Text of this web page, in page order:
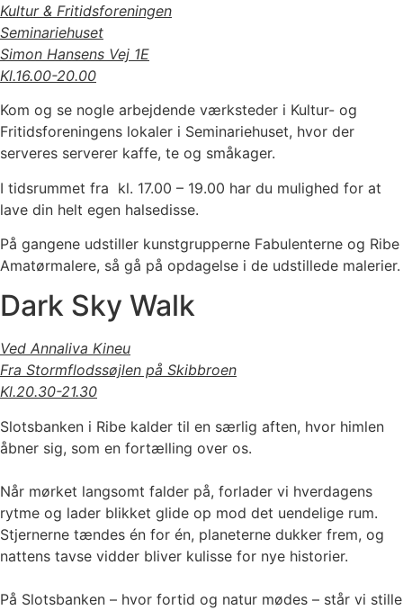
Kultur & Fritidsforeningen
Seminariehuset
Simon Hansens Vej 1E
Kl.16.00-20.00
Kom og se nogle arbejdende værksteder i Kultur- og
Fritidsforeningens lokaler i Seminariehuset, hvor der
serveres serverer kaffe, te og småkager.
I tidsrummet fra kl. 17.00 – 19.00 har du mulighed for at
lave din helt egen halsedisse.
På gangene udstiller kunstgrupperne Fabulenterne og Ribe
Amatørmalere, så gå på opdagelse i de udstillede malerier.
Dark Sky Walk
Ved Annaliva Kineu
Fra Stormflodssøjlen på Skibbroen
Kl.20.30-21.30
Slotsbanken i Ribe kalder til en særlig aften, hvor himlen
åbner sig, som en fortælling over os.
Når mørket langsomt falder på, forlader vi hverdagens
rytme og lader blikket glide op mod det uendelige rum.
Stjernerne tændes én for én, planeterne dukker frem, og
nattens tavse vidder bliver kulisse for nye historier.
På Slotsbanken – hvor fortid og natur mødes – står vi stille